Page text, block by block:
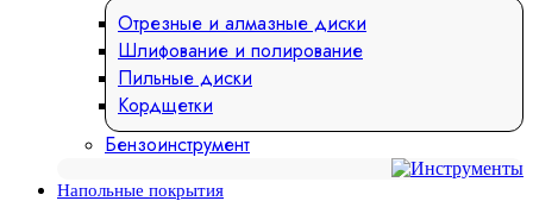
Отрезные и алмазные диски
Шлифование и полирование
Пильные диски
Кордщетки
Бензоинструмент
Напольные покрытия